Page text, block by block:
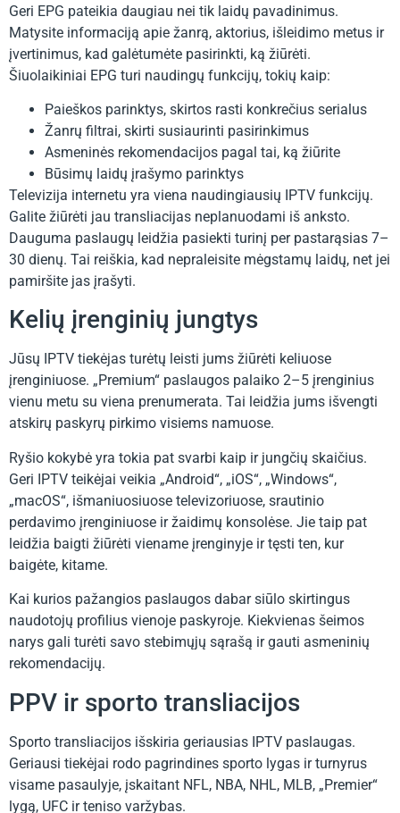
Geri EPG pateikia daugiau nei tik laidų pavadinimus.
Matysite informaciją apie žanrą, aktorius, išleidimo metus ir
įvertinimus, kad galėtumėte pasirinkti, ką žiūrėti.
Šiuolaikiniai EPG turi naudingų funkcijų, tokių kaip:
Paieškos parinktys, skirtos rasti konkrečius serialus
Žanrų filtrai, skirti susiaurinti pasirinkimus
Asmeninės rekomendacijos pagal tai, ką žiūrite
Būsimų laidų įrašymo parinktys
Televizija internetu yra viena naudingiausių IPTV funkcijų.
Galite žiūrėti jau transliacijas neplanuodami iš anksto.
Dauguma paslaugų leidžia pasiekti turinį per pastarąsias 7–
30 dienų. Tai reiškia, kad nepraleisite mėgstamų laidų, net jei
pamiršite jas įrašyti.
Kelių įrenginių jungtys
Jūsų IPTV tiekėjas turėtų leisti jums žiūrėti keliuose
įrenginiuose. „Premium“ paslaugos palaiko 2–5 įrenginius
vienu metu su viena prenumerata. Tai leidžia jums išvengti
atskirų paskyrų pirkimo visiems namuose.
Ryšio kokybė yra tokia pat svarbi kaip ir jungčių skaičius.
Geri IPTV teikėjai veikia „Android“, „iOS“, „Windows“,
„macOS“, išmaniuosiuose televizoriuose, srautinio
perdavimo įrenginiuose ir žaidimų konsolėse. Jie taip pat
leidžia baigti žiūrėti viename įrenginyje ir tęsti ten, kur
baigėte, kitame.
Kai kurios pažangios paslaugos dabar siūlo skirtingus
naudotojų profilius vienoje paskyroje. Kiekvienas šeimos
narys gali turėti savo stebimųjų sąrašą ir gauti asmeninių
rekomendacijų.
PPV ir sporto transliacijos
Sporto transliacijos išskiria geriausias IPTV paslaugas.
Geriausi tiekėjai rodo pagrindines sporto lygas ir turnyrus
visame pasaulyje, įskaitant NFL, NBA, NHL, MLB, „Premier“
lygą, UFC ir teniso varžybas.